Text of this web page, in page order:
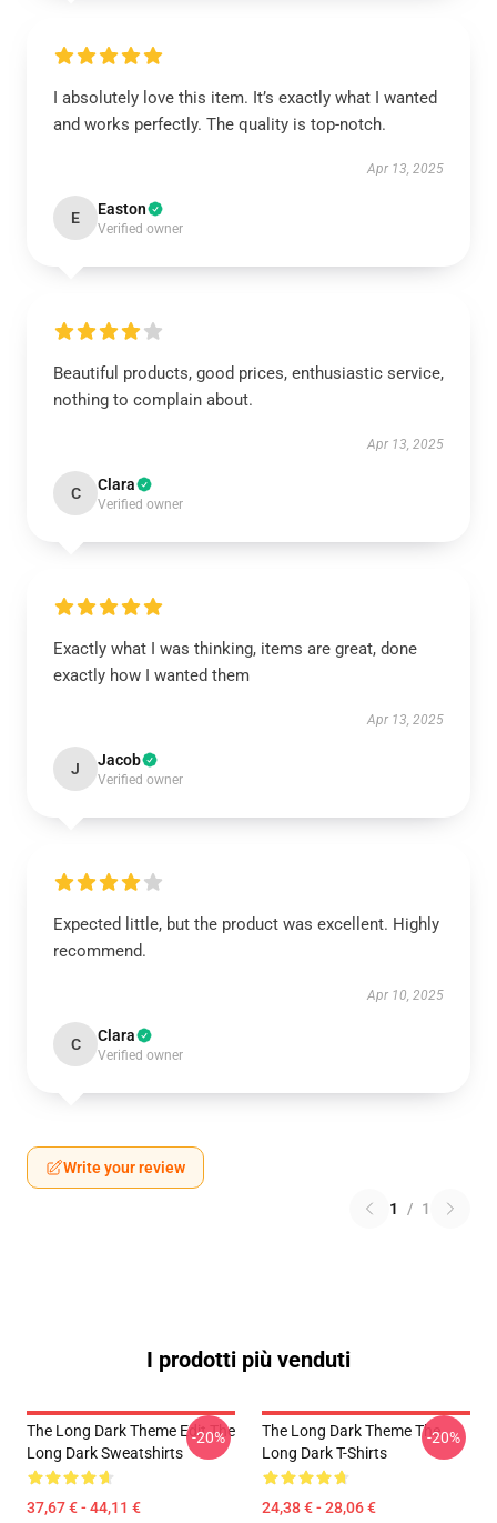
I absolutely love this item. It’s exactly what I wanted
and works perfectly. The quality is top-notch.
Apr 13, 2025
E Easton
Verified owner
Beautiful products, good prices, enthusiastic service,
nothing to complain about.
Apr 13, 2025
C Clara
Verified owner
Exactly what I was thinking, items are great, done
exactly how I wanted them
Apr 13, 2025
J Jacob
Verified owner
Expected little, but the product was excellent. Highly
recommend.
Apr 10, 2025
C Clara
Verified owner
Write your review
1 / 1
I prodotti più venduti
The Long Dark Theme Edit The
Long Dark Sweatshirts
37,67 € - 44,11 €
-20%
The Long Dark Theme The
Long Dark T-Shirts
24,38 € - 28,06 €
-20%